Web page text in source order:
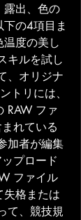
露出、色の
の4項目ま
度の美し
キルを試し
、オリジナ
トリには、
RAW ファ
れている
加者が編集
プロード
ファイル
失格または
て、競技規